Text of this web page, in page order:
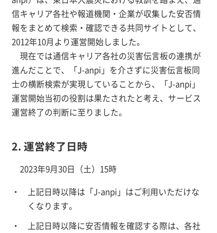
信キャリア各社や報道機関・企業が収集した安否情
報をまとめて検索・確認できる共同サイトとして、
2012年10月より運営開始しました。
現在では通信キャリア各社の災害伝言板の連携が
進んだことで、「J-anpi」を介さずに災害伝言板同
士の横断検索が実現していることから、「J-anpi」
運営開始当初の役割は果たされたと考え、サービス
運営終了の判断に至りました。
2. 運営終了日時
2023年9月30日（土）15時
上記日時以降は「J-anpi」はご利用いただけな
くなります。
上記日時以降に安否情報を確認する際は、各社